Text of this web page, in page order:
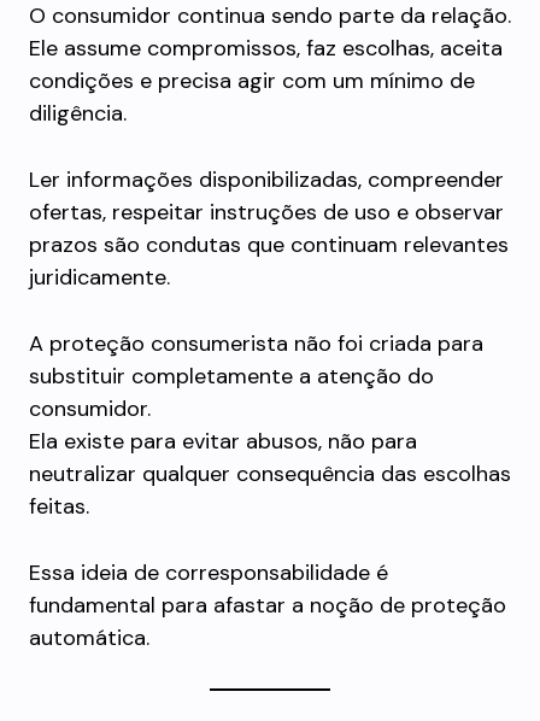
O consumidor continua sendo parte da relação.
Ele assume compromissos, faz escolhas, aceita
condições e precisa agir com um mínimo de
diligência.
Ler informações disponibilizadas, compreender
ofertas, respeitar instruções de uso e observar
prazos são condutas que continuam relevantes
juridicamente.
A proteção consumerista não foi criada para
substituir completamente a atenção do
consumidor.
Ela existe para evitar abusos, não para
neutralizar qualquer consequência das escolhas
feitas.
Essa ideia de corresponsabilidade é
fundamental para afastar a noção de proteção
automática.